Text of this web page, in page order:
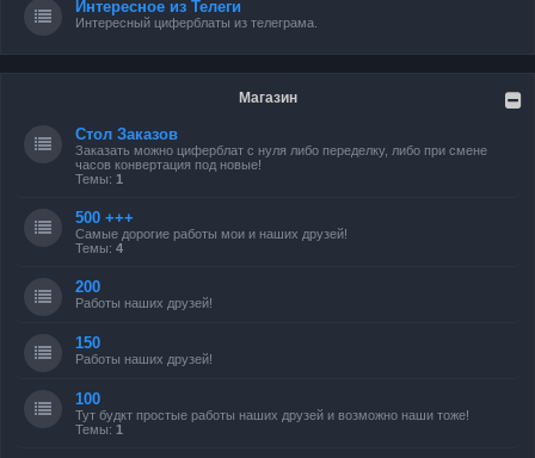
Интересное из Телеги
Интересный циферблаты из телеграма.
Магазин
Стол Заказов
Заказать можно циферблат с нуля либо переделку, либо при смене
часов конвертация под новые!
Темы: 1
500 +++
Самые дорогие работы мои и наших друзей!
Темы: 4
200
Работы наших друзей!
150
Работы наших друзей!
100
Тут будкт простые работы наших друзей и возможно наши тоже!
Темы: 1